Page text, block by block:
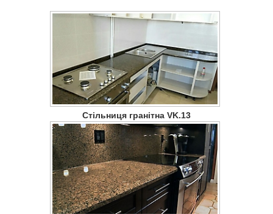
Стільниця гранітна VK.13